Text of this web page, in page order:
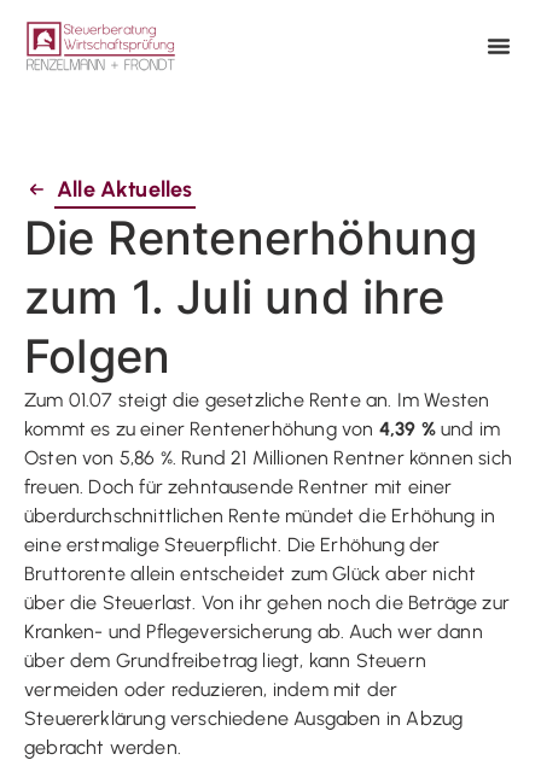
Alle Aktuelles
Die Rentenerhöhung
zum 1. Juli und ihre
Folgen
Zum 01.07 steigt die gesetzliche Rente an. Im Westen
kommt es zu einer Rentenerhöhung von 4,39 %und im
Osten von 5,86 %. Rund 21 Millionen Rentner können sich
freuen. Doch für zehntausende Rentner mit einer
überdurchschnittlichen Rente mündet die Erhöhung in
eine erstmalige Steuerpflicht. Die Erhöhung der
Bruttorente allein entscheidet zum Glück aber nicht
über die Steuerlast. Von ihr gehen noch die Beträge zur
Kranken- und Pflegeversicherung ab. Auch wer dann
über dem Grundfreibetrag liegt, kann Steuern
vermeiden oder reduzieren, indem mit der
Steuererklärung verschiedene Ausgaben in Abzug
gebracht werden.